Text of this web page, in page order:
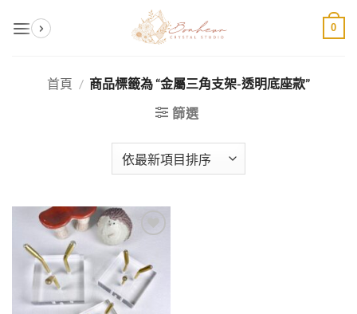
0
首頁 / 商品標籤為 “金屬三角支架-透明底座款”
篩選